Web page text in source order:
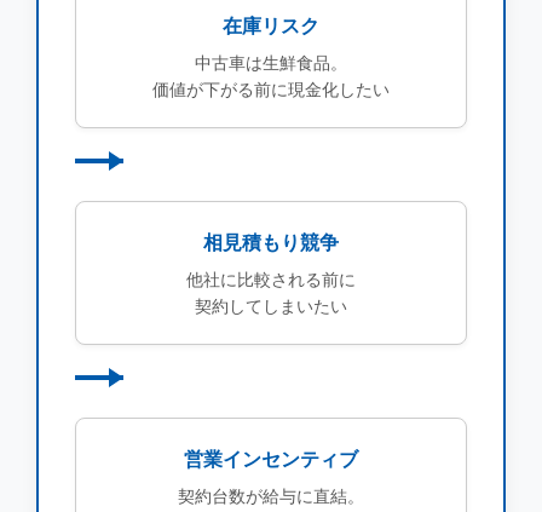
在庫リスク
中古車は生鮮食品。
価値が下がる前に現金化したい
相見積もり競争
他社に比較される前に
契約してしまいたい
営業インセンティブ
契約台数が給与に直結。